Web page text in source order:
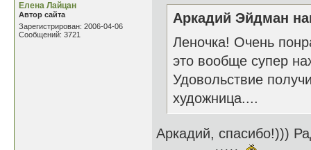
Елена Лайцан
Автор сайта
Зарегистрирован: 2006-04-06
Сообщений: 3721
Аркадий Эйдман
Леночка! Очень
это вообще супер
Удовольствие
художница....
Аркадий, спасибо!)))